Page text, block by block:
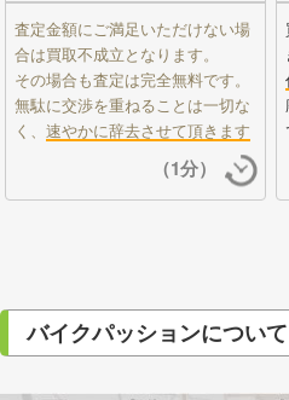
査定金額にご満足いただけない場
合は買取不成立となります。
その場合も査定は完全無料です。
無駄に交渉を重ねることは一切な
く、 速やかに辞去させて頂きます
（1分）
バイクパッションについて